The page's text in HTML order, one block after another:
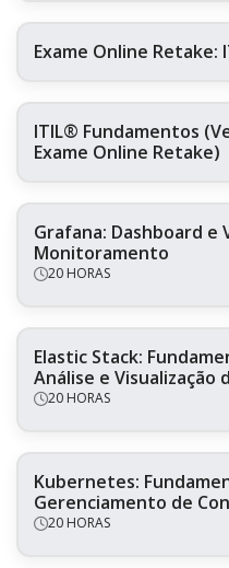
Exame Online Retake:
ITIL® Fundamentos
Exame Online Retake)
Grafana: Dashboard e
Monitoramento
20 HORAS
Elastic Stack:
Análise e Visualização
20 HORAS
Kubernetes:
Gerenciamento de
20 HORAS